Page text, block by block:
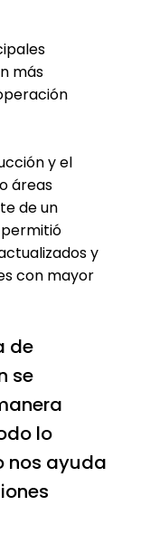
más
y el
áreas
de un
y
con mayor
de
se
lo
nos ayuda